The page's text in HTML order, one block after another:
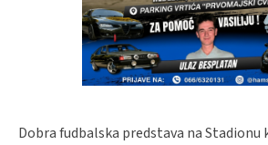
Dobra fudbalska predstava na Stadionu